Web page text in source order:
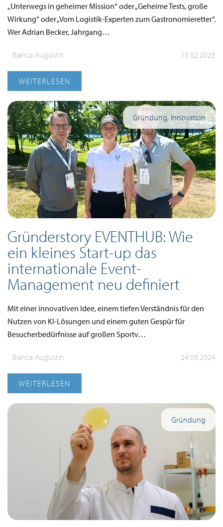
„Unterwegs in geheimer Mission“ oder „Geheime Tests, große
Wirkung“ oder „Vom Logistik-Experten zum Gastronomieretter“.
Wer Adrian Becker, Jahrgang…
Bianca Augustin 13.02.2025
WEITERLESEN
Gründung, Innovation
Gründerstory EVENTHUB: Wie
ein kleines Start-up das
internationale Event-
Management neu definiert
Mit einer innovativen Idee, einem tiefen Verständnis für den
Nutzen von KI-Lösungen und einem guten Gespür für
Besucherbedürfnisse auf großen Sportv…
Bianca Augustin 24.09.2024
WEITERLESEN
Gründung